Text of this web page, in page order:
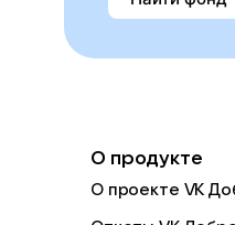
О продукте
О проекте VK